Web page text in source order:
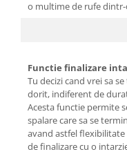
Electrocasnice Mari
Aparate frigorifice
Combine frigorifice
Frigider 2 usi
Congelator
o multime de rufe
Functie finalizare
Tu decizi cand vrei sa
dorit, indiferent de
Acesta functie permite
spalare care sa se
avand astfel
de finalizare cu o